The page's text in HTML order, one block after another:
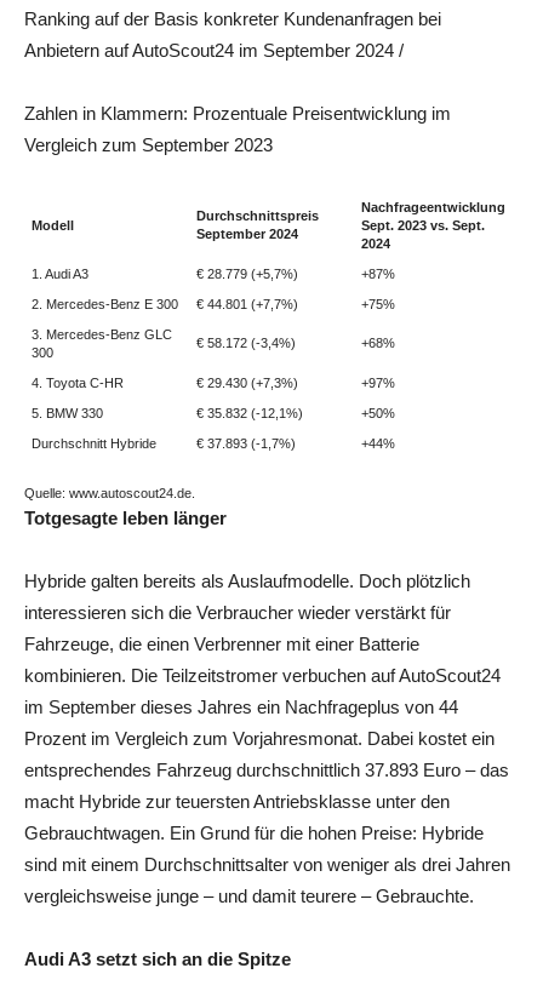
Ranking auf der Basis konkreter Kundenanfragen bei
Anbietern auf AutoScout24 im September 2024 /
Zahlen in Klammern: Prozentuale Preisentwicklung im
Vergleich zum September 2023
Modell
Durchschnittspreis
September 2024
Nachfrageentwicklung
Sept. 2023 vs. Sept.
2024
1. Audi A3 € 28.779 (+5,7%) +87%
2. Mercedes-Benz E 300 € 44.801 (+7,7%) +75%
3. Mercedes-Benz GLC
300
€ 58.172 (-3,4%) +68%
4. Toyota C-HR € 29.430 (+7,3%) +97%
5. BMW 330 € 35.832 (-12,1%) +50%
Durchschnitt Hybride € 37.893 (-1,7%) +44%
Quelle: www.autoscout24.de.
Totgesagte leben länger
Hybride galten bereits als Auslaufmodelle. Doch plötzlich
interessieren sich die Verbraucher wieder verstärkt für
Fahrzeuge, die einen Verbrenner mit einer Batterie
kombinieren. Die Teilzeitstromer verbuchen auf AutoScout24
im September dieses Jahres ein Nachfrageplus von 44
Prozent im Vergleich zum Vorjahresmonat. Dabei kostet ein
entsprechendes Fahrzeug durchschnittlich 37.893 Euro – das
macht Hybride zur teuersten Antriebsklasse unter den
Gebrauchtwagen. Ein Grund für die hohen Preise: Hybride
sind mit einem Durchschnittsalter von weniger als drei Jahren
vergleichsweise junge – und damit teurere – Gebrauchte.
Audi A3 setzt sich an die Spitze